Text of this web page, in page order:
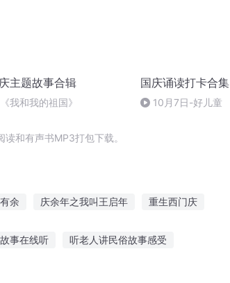
主题故事合辑
《我和我的祖国》
国庆诵读打卡合集
10月7日-好儿童
和有声书MP3打包下载。
余 庆余年之我叫王启年 重生西门庆
事在线听 听老人讲民俗故事感受